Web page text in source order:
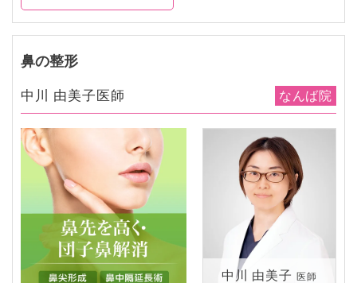
鼻の整形
中川 由美子医師 なんば院
中川 由美子 医師